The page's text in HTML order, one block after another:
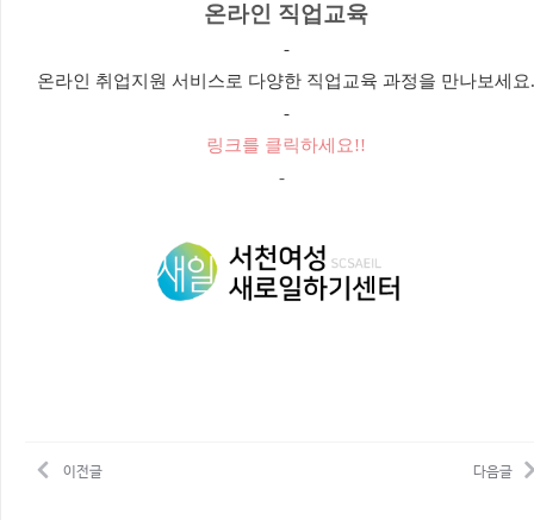
온라인 직업교육
-
온라인 취업지원 서비스로 다양한 직업교육 과정을 만나보세요.
-
링크를 클릭하세요!!
-
이전글 다음글